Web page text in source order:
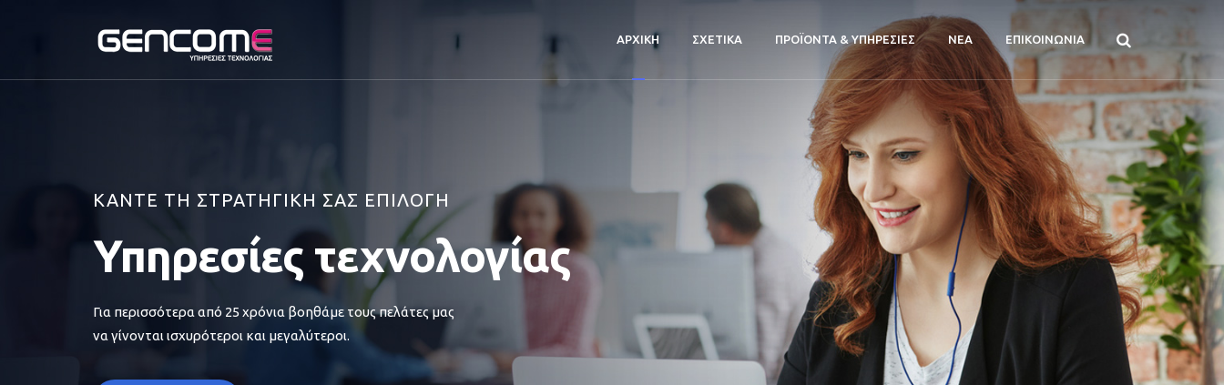
ΑΡΧΙΚΗ ΣΧΕΤΙΚΑ ΠΡΟΪΟΝΤΑ & ΥΠΗΡΕΣΙΕΣ ΝΕΑ ΕΠΙΚΟΙΝΩΝΙΑ
ΚΑΝΤΕ ΤΗ ΣΤΡΑΤΗΓΙΚΗ ΣΑΣ ΕΠΙΛΟΓΗ
Υπηρεσίες τεχνολογίας
Για περισσότερα από 25 χρόνια βοηθάμε τους πελάτες μας
να γίνονται ισχυρότεροι και μεγαλύτεροι.